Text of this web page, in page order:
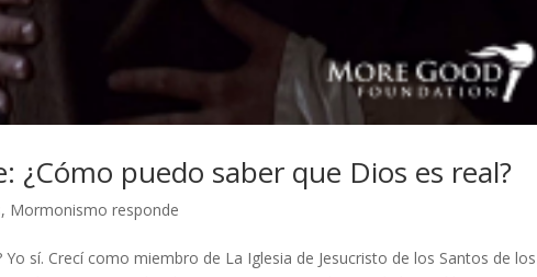
¿Cómo puedo saber que Dios es real?
, Mormonismo responde
sí. Crecí como miembro de La Iglesia de Jesucristo de los Santos de los